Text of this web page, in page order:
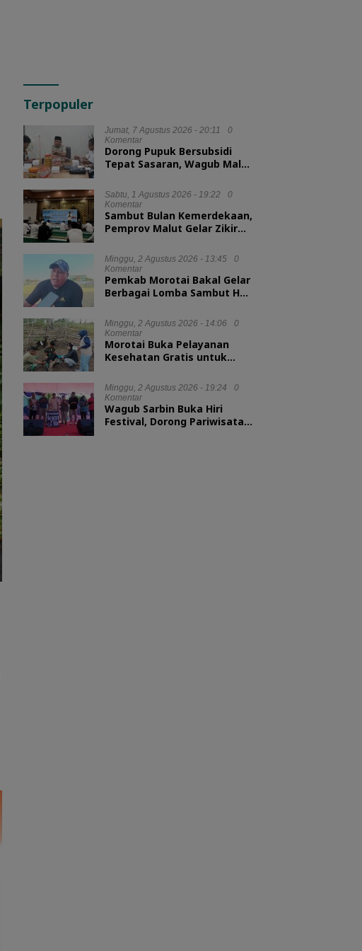
Terpopuler
Jumat, 7 Agustus 2026 - 20:11
0
Komentar
Dorong Pupuk Bersubsidi
Tepat Sasaran, Wagub Malut
Digitalisasi
Sabtu, 1 Agustus 2026 - 19:22
0
Komentar
Sambut Bulan Kemerdekaan,
Pemprov Malut Gelar Zikir
Minggu, 2 Agustus 2026 - 13:45
0
Komentar
Pemkab Morotai Bakal Gelar
Berbagai Lomba Sambut HUT
Minggu, 2 Agustus 2026 - 14:06
0
Komentar
Morotai Buka Pelayanan
Kesehatan Gratis untuk
Minggu, 2 Agustus 2026 - 19:24
0
Komentar
Wagub Sarbin Buka Hiri
Festival, Dorong Pariwisata